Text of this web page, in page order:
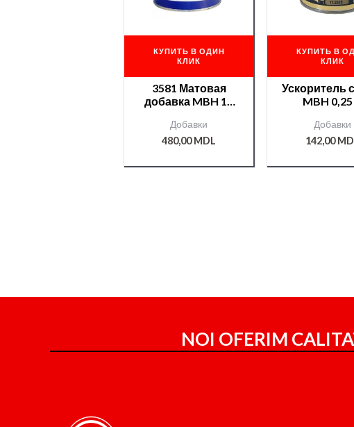
КУПИТЬ В ОДИН
КЛИК
3581 Матовая
добавка MBH 1К
Добавки
480,00MDL
КУПИТЬ В
КЛИК
Ускоритель
MBH
Добавки
142,00
NOI OFERIM